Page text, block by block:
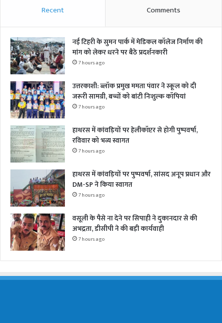
Recent Comments
नई टिहरी के सुमन पार्क में मेडिकल कॉलेज निर्माण की
मांग को लेकर धरने पर बैठे प्रदर्शनकारी
7 hours ago
उत्तरकाशी: ब्लॉक प्रमुख ममता पंवार ने स्कूल को दी
जरूरी सामग्री, बच्चों को बांटी निःशुल्क कॉपियां
7 hours ago
हाथरस में कांवड़ियों पर हेलीकॉप्टर से होगी पुष्पवर्षा,
रविवार को भव्य स्वागत
7 hours ago
हाथरस में कांवड़ियों पर पुष्पवर्षा, सांसद अनूप प्रधान और
DM-SP ने किया स्वागत
7 hours ago
वसूली के पैसे ना देने पर सिपाही ने दुकानदार से की
अभद्रता, डीसीपी ने की बड़ी कार्यवाही
7 hours ago